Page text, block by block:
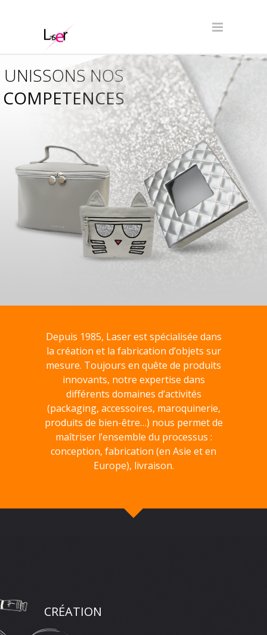
COMPETENCES
UNISSONS NOS
Depuis 1985, Laser est spécialisée dans
la création et la fabrication d’objets sur
mesure. Toujours en quête de produits
innovants, notre expertise dans
différents domaines d’activités
(packaging, accessoires, maroquinerie,
produits de bien-être…) nous permet de
maîtriser l’ensemble du processus :
conception, fabrication (en Asie et en
Europe), livraison.
CRÉATION